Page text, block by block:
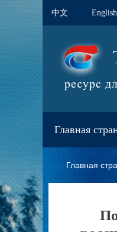
中文 English
Главная
Главная